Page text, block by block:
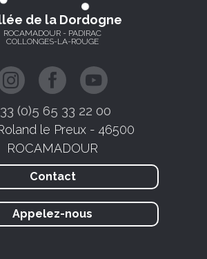
de la Dordogne
ROCAMADOUR - PADIRAC
COLLONGES-LA-ROUGE
(0)5 65 33 22 00
le Preux - 46500
ROCAMADOUR
Contact
Appelez-nous